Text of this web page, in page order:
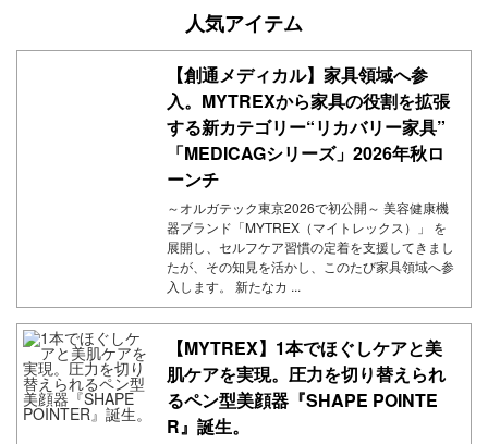
人気アイテム
【創通メディカル】家具領域へ参
入。MYTREXから家具の役割を拡張
する新カテゴリー“リカバリー家具”
「MEDICAGシリーズ」2026年秋ロ
ーンチ
～オルガテック東京2026で初公開～ 美容健康機
器ブランド「MYTREX（マイトレックス）」 を
展開し、セルフケア習慣の定着を支援してきまし
たが、その知見を活かし、このたび家具領域へ参
入します。 新たなカ ...
【MYTREX】1本でほぐしケアと美
肌ケアを実現。圧力を切り替えられ
るペン型美顔器『SHAPE POINTE
R』誕生。